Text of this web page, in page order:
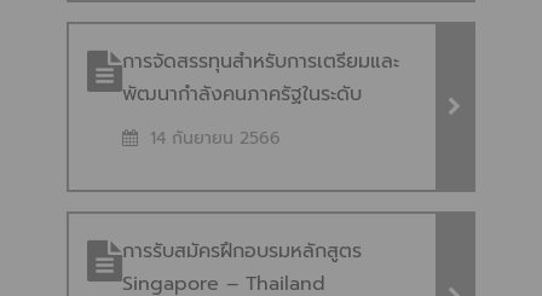
การจัดสรรทุนสำหรับการเตรียมและ
พัฒนากำลังคนภาครัฐในระดับ
ยุทธศาสตร์ (Strategy-based)
จัดสรรทุนสำหรับการเตรียมและ
ยุทธศาสตร์ (Strategy-based)
ประจำปีงบประมาณ พ.ศ. 2566
14 กันยายน 2566
การรับสมัครฝึกอบรมหลักสูตร
Singapore – Thailand